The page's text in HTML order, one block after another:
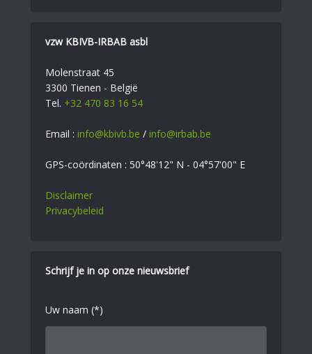
vzw KBIVB-IRBAB asbl
Molenstraat 45
3300 Tienen - België
Tel. +32 470 83 16 54
Email : info@kbivb.be / info@irbab.be
GPS-coördinaten : 50°48'12" N - 04°57'00" E
Disclaimer
Privacybeleid
Schrijf je in op onze nieuwsbrief
Uw naam (*)